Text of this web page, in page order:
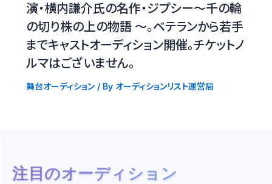
演・横内謙介氏の名作・ジプシー〜千の輪
の切り株の上の物語 〜。ベテランから若手
までキャストオーディション開催。チケットノ
ルマはございません。
舞台オーディション/ By オーディションリスト運営局
注目のオーディション